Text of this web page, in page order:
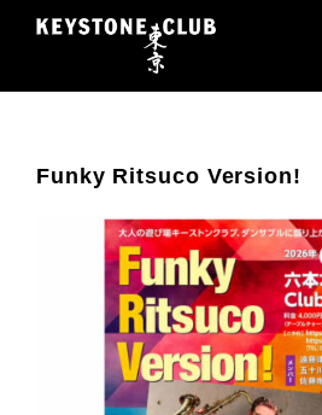
ン
Funky Ritsuco Version!